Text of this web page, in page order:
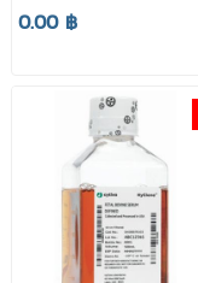
HyClone
0.00 ฿